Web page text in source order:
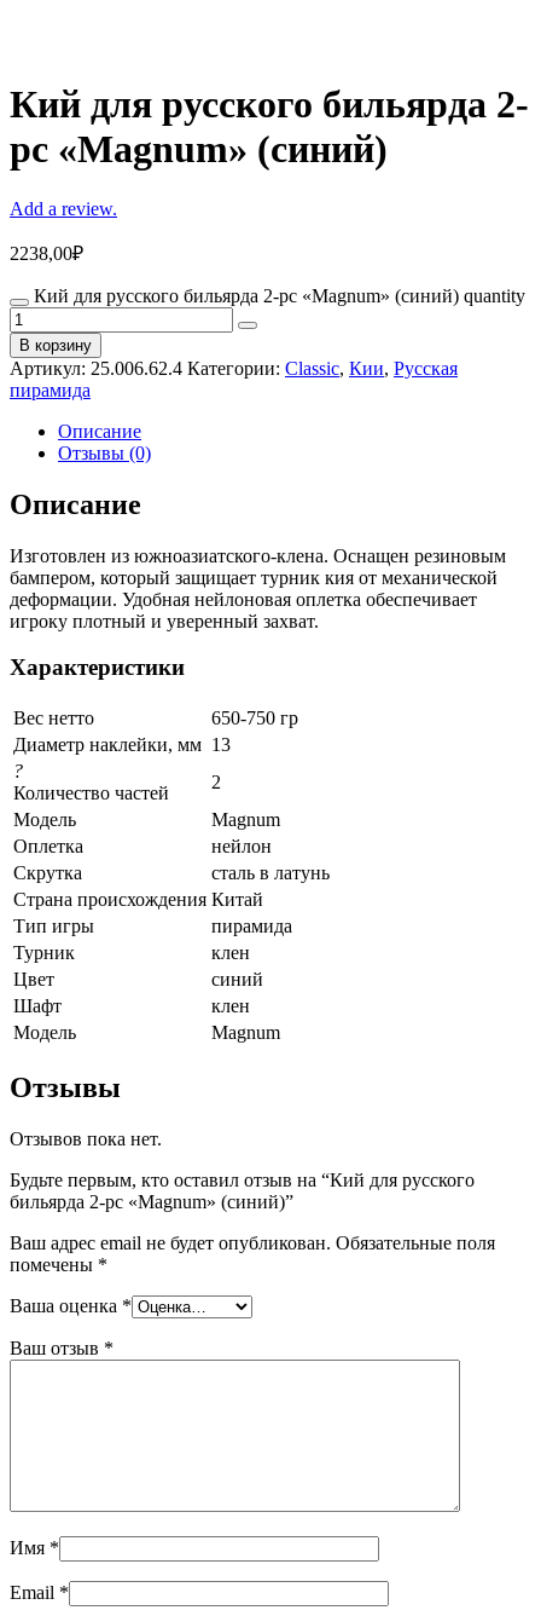
Кий для русского бильярда 2-
pc «Magnum» (синий)
Add a review.
2238,00₽
Кий для русского бильярда 2-pc «Magnum» (синий) quantity
В корзину
Артикул: 25.006.62.4 Категории: Classic, Кии, Русская
пирамида
Описание
Отзывы (0)
Описание
Изготовлен из южноазиатского-клена. Оснащен резиновым
бампером, который защищает турник кия от механической
деформации. Удобная нейлоновая оплетка обеспечивает
игроку плотный и уверенный захват.
Характеристики
Вес нетто
650-750 гр
Диаметр наклейки, мм 13
?
Количество частей
2
Модель
Magnum
Оплетка
нейлон
Скрутка
сталь в латунь
Страна происхождения Китай
Тип игры
пирамида
Турник
клен
Цвет
синий
Шафт
клен
Модель
Magnum
Отзывы
Отзывов пока нет.
Будьте первым, кто оставил отзыв на “Кий для русского
бильярда 2-pc «Magnum» (синий)”
Ваш адрес email не будет опубликован. Обязательные поля
помечены *
Ваша оценка *
Ваш отзыв *
Имя *
Email *